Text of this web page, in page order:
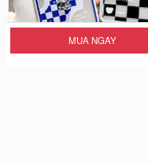
MUA NGAY
Ốp Lưng Silicon Chống Sốc